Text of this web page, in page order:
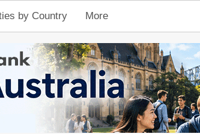
by Country More